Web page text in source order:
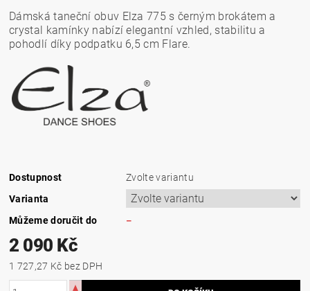
Dámská taneční obuv Elza 775 s černým brokátem a
crystal kamínky nabízí elegantní vzhled, stabilitu a
pohodlí díky podpatku 6,5 cm Flare.
Dostupnost
Zvolte variantu
Varianta
Můžeme doručit do
–
2 090 Kč
1 727,27 Kč bez DPH